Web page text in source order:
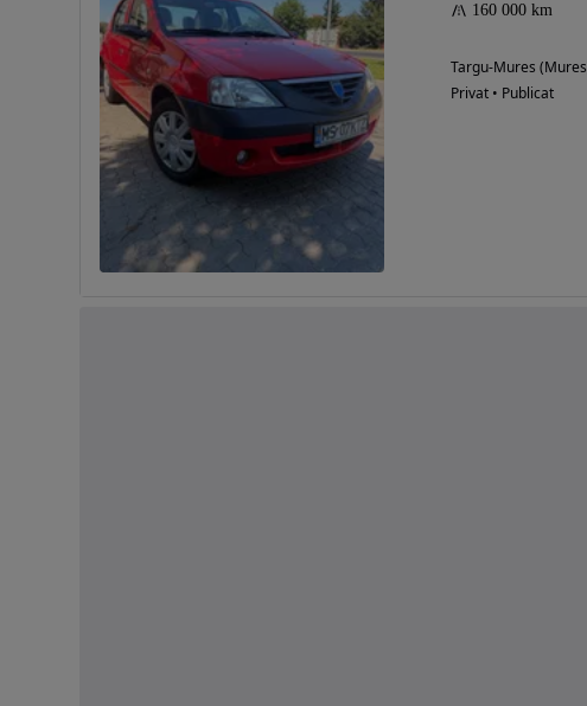
160 000 km
Targu-Mures
Privat • Publicat